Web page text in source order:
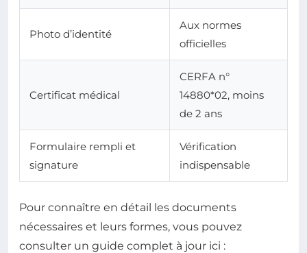
Photo d’identité
Aux normes
officielles
Certificat médical
CERFA n°
14880*02, moins
de 2 ans
Formulaire rempli et
signature
Vérification
indispensable
Pour connaître en détail les documents
nécessaires et leurs formes, vous pouvez
consulter un guide complet à jour ici :